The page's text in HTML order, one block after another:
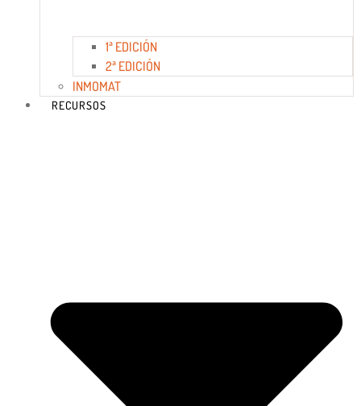
1ª EDICIÓN
2ª EDICIÓN
INMOMAT
RECURSOS